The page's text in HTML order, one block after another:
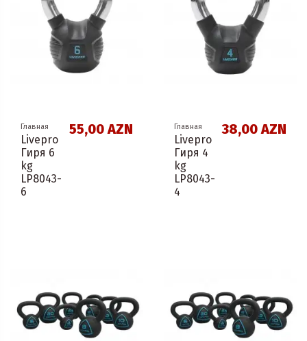
Главная
Livepro
Гиря 6
kg
LP8043-
6
55,00 AZN Главная
Livepro
Гиря 4
kg
LP8043-
4
38,00 AZN